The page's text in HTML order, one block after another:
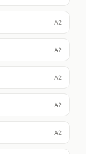
A2
A2
A2
A2
A2